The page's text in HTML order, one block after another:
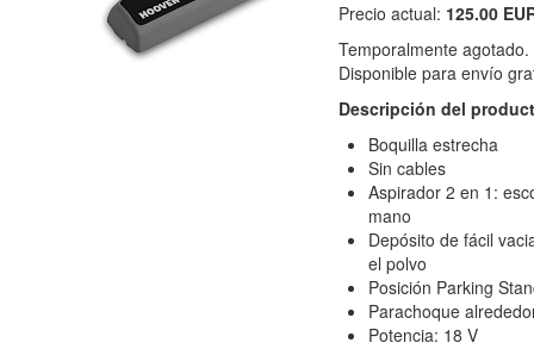
Precio actual: 125.00
Temporalmente
Disponible para envío
Descripción del
Boquilla estrecha
Sin cables
Aspirador 2 en 1:
mano
Depósito de fácil
el polvo
Posición Parking
Parachoque
Potencia: 18 V